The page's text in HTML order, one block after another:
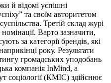
й відомі успішні
та своїм авторитетом
Третій склад журі
Варто зазначити,
за категорії брендів, які
року. Результати
громадських уподобань
компанія InMind, а
соціології (КМІС) здійснює